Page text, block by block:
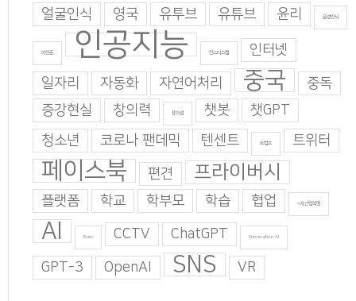
얼굴인식
영국 유투브 유튜브 윤리 음성인식
이인준 인공지능 인스타그램 인터넷
일자리 자동화 자연어처리 중국
중독
증강현실
창의력 창의성 챗봇
챗GPT
청소년
코로나 팬데믹 텐센트 트럼프 트위터
페이스북 편견 프라이버시
플랫폼 학교 학부모 학습 협업 4차산업혁명
AI Burn CCTV ChatGPT Generative AI
GPT-3 OpenAI SNS VR